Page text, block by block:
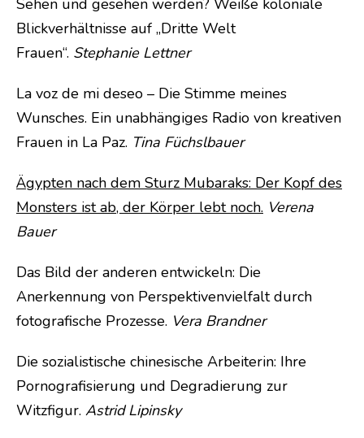
Sehen und gesehen werden? Weiße koloniale
Blickverhältnisse auf „Dritte Welt
Frauen“. Stephanie Lettner
La voz de mi deseo – Die Stimme meines
Wunsches. Ein unabhängiges Radio von kreativen
Frauen in La Paz. Tina Füchslbauer
Ägypten nach dem Sturz Mubaraks: Der Kopf des
Monsters ist ab, der Körper lebt noch. Verena
Bauer
Das Bild der anderen entwickeln: Die
Anerkennung von Perspektivenvielfalt durch
fotografische Prozesse. Vera Brandner
Die sozialistische chinesische Arbeiterin: Ihre
Pornografisierung und Degradierung zur
Witzfigur. Astrid Lipinsky